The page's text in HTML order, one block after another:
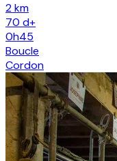
2 km
70 d+
0h45
Boucle
Cordon